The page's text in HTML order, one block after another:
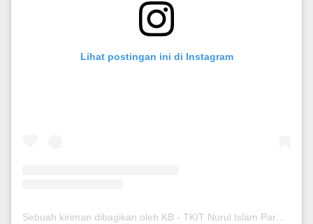
Lihat postingan ini di Instagram
Sebuah kiriman dibagikan oleh KB - TKIT Nurul Islam Pare (@kbtkitnurispare)